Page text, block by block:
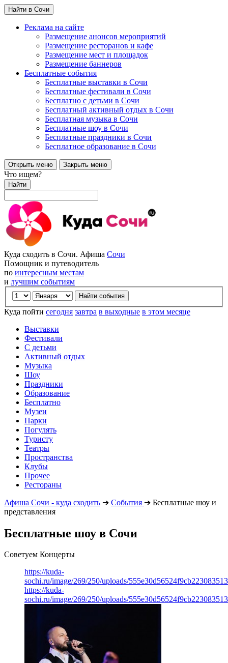
Найти в Сочи
Реклама на сайте
Размещение анонсов мероприятий
Размещение ресторанов и кафе
Размещение мест и площадок
Размещение баннеров
Бесплатные события
Бесплатные выставки в Сочи
Бесплатные фестивали в Сочи
Бесплатно с детьми в Сочи
Бесплатный активный отдых в Сочи
Бесплатная музыка в Сочи
Бесплатные шоу в Сочи
Бесплатные праздники в Сочи
Бесплатное образование в Сочи
Открыть меню Закрыть меню
Что ищем?
Найти
Куда сходить в Сочи. Афиша Сочи
Помощник и путеводитель
по интересным местам
и лучшим событиям
Куда пойти сегодня завтра в выходные в этом месяце
Выставки
Фестивали
С детьми
Активный отдых
Музыка
Шоу
Праздники
Образование
Бесплатно
Музеи
Парки
Погулять
Туристу
Театры
Пространства
Клубы
Прочее
Рестораны
Афиша Сочи - куда сходить ➔ События ➔ Бесплатные шоу и
представления
Бесплатные шоу в Сочи
Советуем Концерты
https://kuda-
sochi.ru/image/269/250/uploads/
https://kuda-
sochi.ru/image/269/250/uploads/